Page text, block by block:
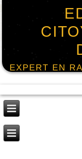
EXPERT EN